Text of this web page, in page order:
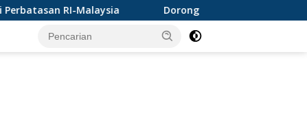
Dorong Perlindungan Penderes Gula di Ciracap,